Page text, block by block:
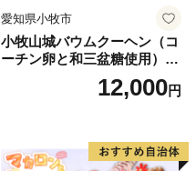
愛知県小牧市
小牧山城バウムクーヘン（コ
ーチン卵と和三盆糖使用）
名古屋コーチン バームクー
ヘン 和三盆 小牧銘菓 バウム
12,000円